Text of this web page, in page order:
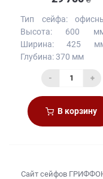
Тип сейфа:
Высота:
600
Ширина:
425
Глубина:370 мм
- +
В корзину
Сайт сейфов ГРИФФОН